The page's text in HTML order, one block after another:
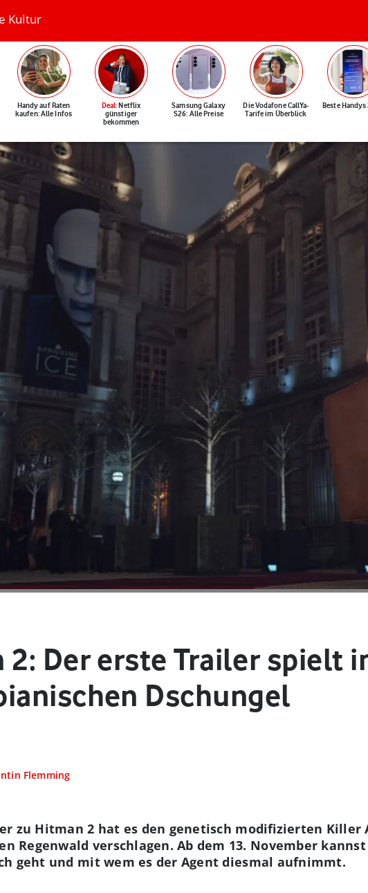
Kultur
Handy auf Raten
kaufen: Alle Infos
Deal: Netflix
günstiger
bekommen
Samsung Galaxy
S26: Alle Preise
Die Vodafone CallYa-
Tarife im Überblick
Beste
2: Der erste Trailer spielt
Dschungel
Flemming
zu Hitman 2 hat es den genetisch modifizierten Killer
Regenwald verschlagen. Ab dem 13. November
geht und mit wem es der Agent diesmal aufnimmt.